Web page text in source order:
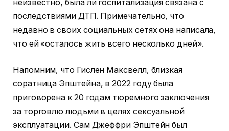
неизвестно, была ли госпитализация связана с
последствиями ДТП. Примечательно, что
недавно в своих социальных сетях она написала,
что ей «осталось жить всего несколько дней».
Напомним, что Гислен Максвелл, близкая
соратница Эпштейна, в 2022 году была
приговорена к 20 годам тюремного заключения
за торговлю людьми в целях сексуальной
эксплуатации. Сам Джеффри Эпштейн был